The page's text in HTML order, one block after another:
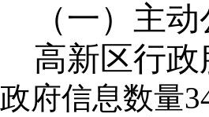
（一）主
高新区行政
政府信息数量